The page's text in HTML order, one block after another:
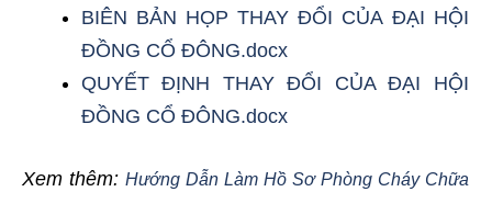
BIÊN BẢN HỌP THAY ĐỔI CỦA ĐẠI HỘI
ĐỒNG CỔ ĐÔNG.docx
QUYẾT ĐỊNH THAY ĐỔI CỦA ĐẠI HỘI
ĐỒNG CỔ ĐÔNG.docx
Xem thêm: Hướng Dẫn Làm Hồ Sơ Phòng Cháy Chữa